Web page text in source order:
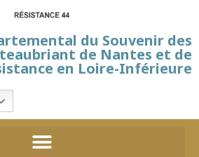
du Souvenir des
de Nantes et de
en Loire-Inférieure